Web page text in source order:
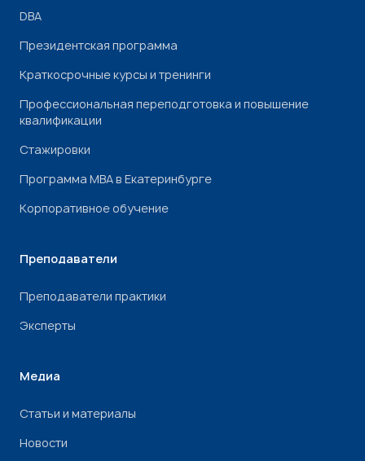
DBA
Президентская программа
Краткосрочные курсы и тренинги
Профессиональная переподготовка и повышение
квалификации
Стажировки
Программа МВА в Екатеринбурге
Корпоративное обучение
Преподаватели
Преподаватели практики
Эксперты
Медиа
Статьи и материалы
Новости